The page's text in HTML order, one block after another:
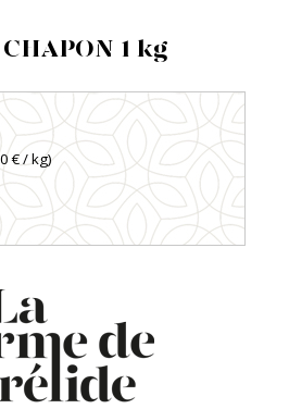
1 kg
€/ kg)